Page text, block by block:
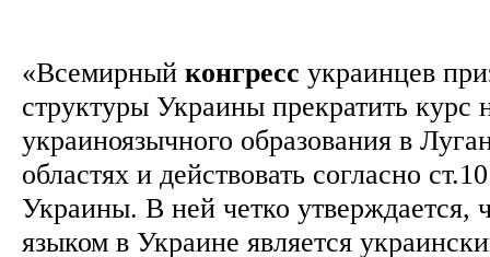
«Всемирный конгресс украинцев
структуры Украины прекратить курс
украиноязычного образования в
областях и действовать согласно
Украины. В ней четко утверждается,
языком в Украине является